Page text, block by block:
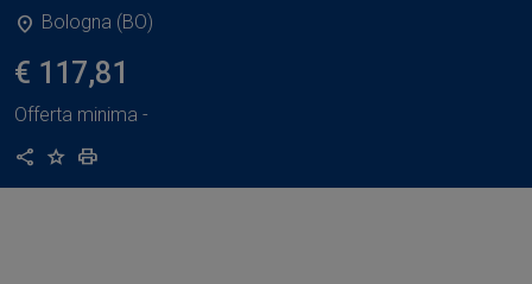
Bologna (BO)
€ 117,81
Offerta minima -
CondividiAggiungi ai preferiti
Stampa